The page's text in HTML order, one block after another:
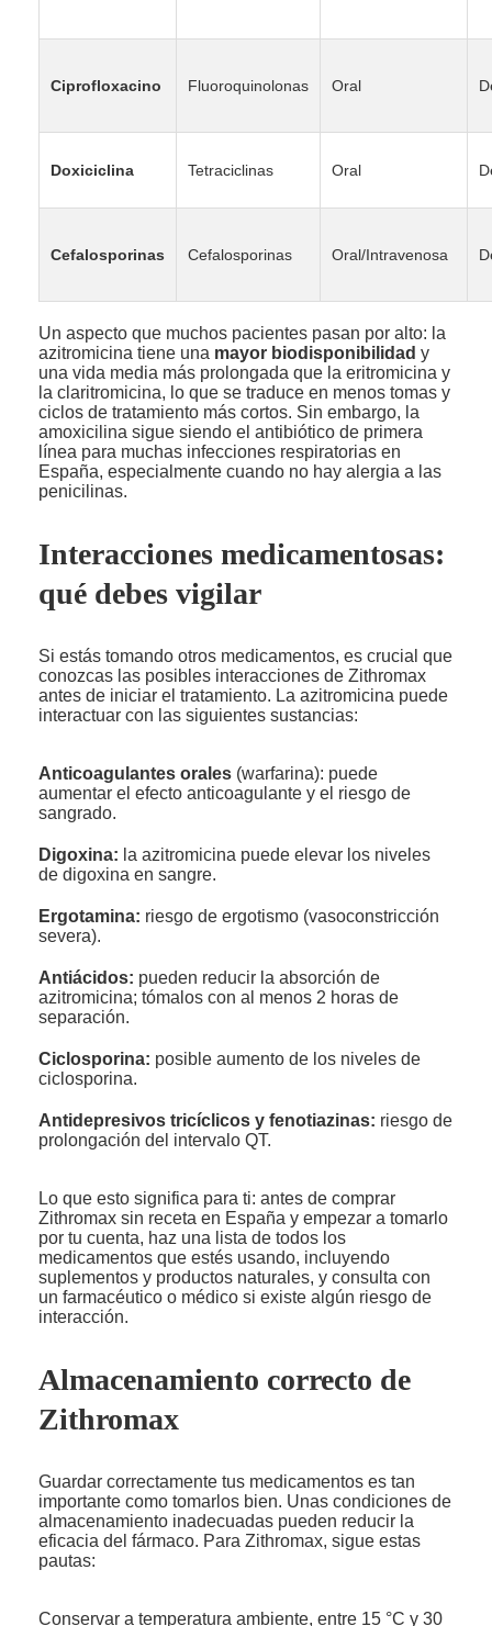
Ciprofloxacino Fluoroquinolonas Oral
Doxiciclina Tetraciclinas Oral
Cefalosporinas Cefalosporinas Oral/Intravenosa
Un aspecto que muchos pacientes pasan por alto: la
azitromicina tiene una mayor biodisponibilidad y
una vida media más prolongada que la eritromicina y
la claritromicina, lo que se traduce en menos tomas y
ciclos de tratamiento más cortos. Sin embargo, la
amoxicilina sigue siendo el antibiótico de primera
línea para muchas infecciones respiratorias en
España, especialmente cuando no hay alergia a las
penicilinas.
Interacciones medicamentosas:
qué debes vigilar
Si estás tomando otros medicamentos, es crucial que
conozcas las posibles interacciones de Zithromax
antes de iniciar el tratamiento. La azitromicina puede
interactuar con las siguientes sustancias:
Anticoagulantes orales (warfarina): puede
aumentar el efecto anticoagulante y el riesgo de
sangrado.
Digoxina: la azitromicina puede elevar los niveles
de digoxina en sangre.
Ergotamina: riesgo de ergotismo (vasoconstricción
severa).
Antiácidos: pueden reducir la absorción de
azitromicina; tómalos con al menos 2 horas de
separación.
Ciclosporina: posible aumento de los niveles de
ciclosporina.
Antidepresivos tricíclicos y fenotiazinas: riesgo de
prolongación del intervalo QT.
Lo que esto significa para ti: antes de comprar
Zithromax sin receta en España y empezar a tomarlo
por tu cuenta, haz una lista de todos los
medicamentos que estés usando, incluyendo
suplementos y productos naturales, y consulta con
un farmacéutico o médico si existe algún riesgo de
interacción.
Almacenamiento correcto de
Zithromax
Guardar correctamente tus medicamentos es tan
importante como tomarlos bien. Unas condiciones de
almacenamiento inadecuadas pueden reducir la
eficacia del fármaco. Para Zithromax, sigue estas
pautas:
Conservar a temperatura ambiente, entre 15 °C y 30